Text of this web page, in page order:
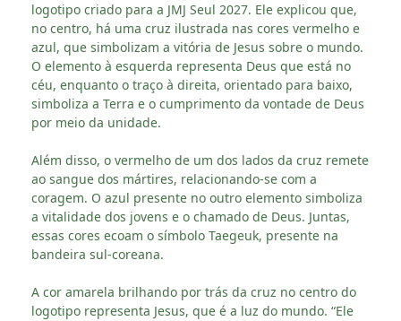
logotipo criado para a JMJ Seul 2027. Ele explicou que,
no centro, há uma cruz ilustrada nas cores vermelho e
azul, que simbolizam a vitória de Jesus sobre o mundo.
O elemento à esquerda representa Deus que está no
céu, enquanto o traço à direita, orientado para baixo,
simboliza a Terra e o cumprimento da vontade de Deus
por meio da unidade.
Além disso, o vermelho de um dos lados da cruz remete
ao sangue dos mártires, relacionando-se com a
coragem. O azul presente no outro elemento simboliza
a vitalidade dos jovens e o chamado de Deus. Juntas,
essas cores ecoam o símbolo Taegeuk, presente na
bandeira sul-coreana.
A cor amarela brilhando por trás da cruz no centro do
logotipo representa Jesus, que é a luz do mundo. “Ele